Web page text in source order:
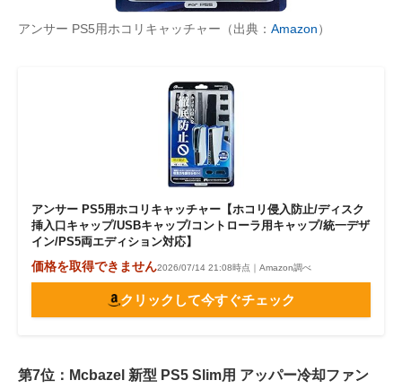
アンサー PS5用ホコリキャッチャー（出典： Amazon）
アンサー PS5用ホコリキャッチャー【ホコリ侵入防止/ディスク
挿入口キャップ/USBキャップ/コントローラ用キャップ/統一デザ
イン/PS5両エディション対応】
価格を取得できません2026/07/14 21:08時点｜Amazon調べ
クリックして今すぐチェック
第7位：Mcbazel 新型 PS5 Slim用 アッパー冷却ファン